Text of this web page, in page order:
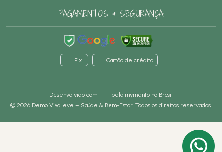
PAGAMENTOS & SEGURANÇA
Pix Cartão de crédito
Desenvolvido com pela mymento no Brasil
© 2026 Demo VivaLeve – Saúde & Bem-Estar. Todos os direitos reservados.